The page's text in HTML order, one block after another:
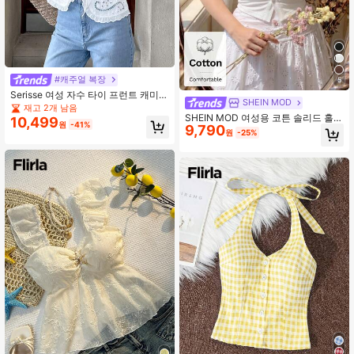
#캐주얼 복장
Serisse 여성 자수 타이 프런트 캐미
탑 재고 2개 남음
10,499원 -41%
5
SHEIN MOD
SHEIN MOD 여성용 코튼 솔리드 홀터
칼라 민소매 크롭 화이트 스위트 프렌
치 Y2K 우아한 러쉬드 탑 외출 휴가 휴
9,790원 -25%